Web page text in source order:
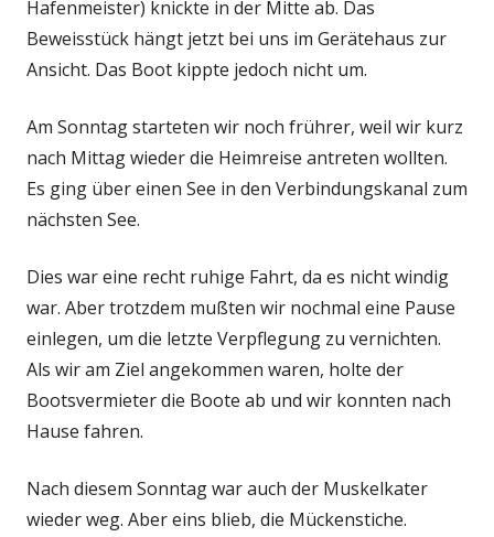
Hafenmeister) knickte in der Mitte ab. Das
Beweisstück hängt jetzt bei uns im Gerätehaus zur
Ansicht. Das Boot kippte jedoch nicht um.
Am Sonntag starteten wir noch frührer, weil wir kurz
nach Mittag wieder die Heimreise antreten wollten.
Es ging über einen See in den Verbindungskanal zum
nächsten See.
Dies war eine recht ruhige Fahrt, da es nicht windig
war. Aber trotzdem mußten wir nochmal eine Pause
einlegen, um die letzte Verpflegung zu vernichten.
Als wir am Ziel angekommen waren, holte der
Bootsvermieter die Boote ab und wir konnten nach
Hause fahren.
Nach diesem Sonntag war auch der Muskelkater
wieder weg. Aber eins blieb, die Mückenstiche.